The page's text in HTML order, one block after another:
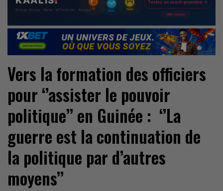
Vers la formation des officiers
pour ‘’assister le pouvoir
politique’’ en Guinée : ‘’La
guerre est la continuation de
la politique par d’autres
moyens’’